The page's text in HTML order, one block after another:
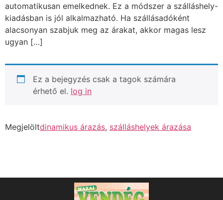
automatikusan emelkednek. Ez a módszer a szálláshely-
kiadásban is jól alkalmazható. Ha szállásadóként
alacsonyan szabjuk meg az árakat, akkor magas lesz
ugyan […]
Ez a bejegyzés csak a tagok számára
érhető el. log in
Megjelöltdinamikus árazás, szálláshelyek árazása